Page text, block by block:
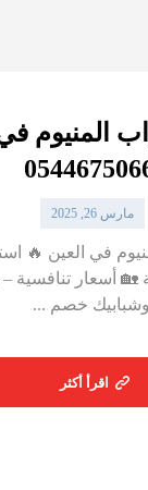
المنيوم
مارس 26, 2025
في العين 🔥
أسعار تنافسية
وشبابيك خصم ...
اقرأ أكثر